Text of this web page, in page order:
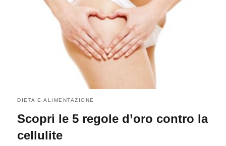
DIETA E ALIMENTAZIONE
Scopri le 5 regole d’oro contro la
cellulite